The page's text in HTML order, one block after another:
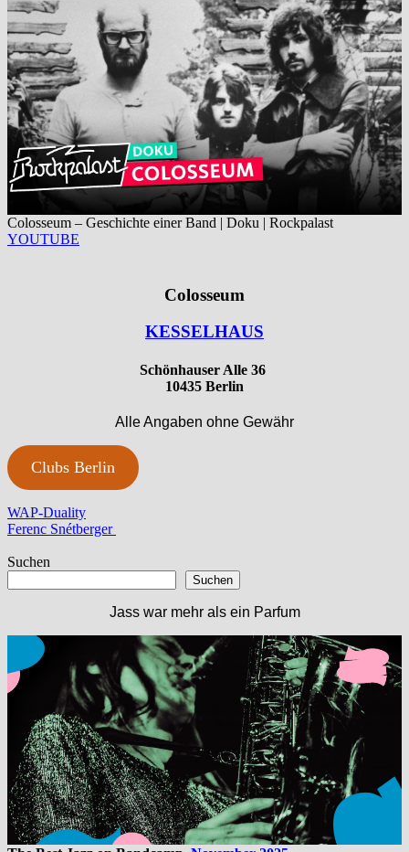
Colosseum – Geschichte einer Band | Doku | Rockpalast
YOUTUBE
Colosseum
KESSELHAUS
Schönhauser Alle 36
10435 Berlin
Alle Angaben ohne Gewähr
Clubs Berlin
Beitragsnavigation
Vorheriger
Beitrag:
WAP-Duality
Nächster
Ferenc Snétberger
Suchen
Suchen
Jass war mehr als ein Parfum